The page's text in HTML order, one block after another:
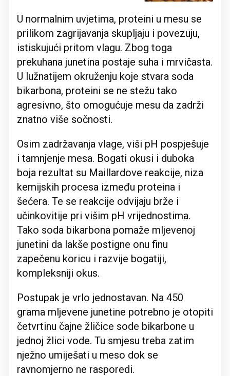
U normalnim uvjetima, proteini u mesu se
prilikom zagrijavanja skupljaju i povezuju,
istiskujući pritom vlagu. Zbog toga
prekuhana junetina postaje suha i mrvičasta.
U lužnatijem okruženju koje stvara soda
bikarbona, proteini se ne stežu tako
agresivno, što omogućuje mesu da zadrži
znatno više sočnosti.
Osim zadržavanja vlage, viši pH pospješuje
i tamnjenje mesa. Bogati okusi i duboka
boja rezultat su Maillardove reakcije, niza
kemijskih procesa između proteina i
šećera. Te se reakcije odvijaju brže i
učinkovitije pri višim pH vrijednostima.
Tako soda bikarbona pomaže mljevenoj
junetini da lakše postigne onu finu
zapečenu koricu i razvije bogatiji,
kompleksniji okus.
Postupak je vrlo jednostavan. Na 450
grama mljevene junetine potrebno je otopiti
četvrtinu čajne žličice sode bikarbone u
jednoj žlici vode. Tu smjesu treba zatim
nježno umiješati u meso dok se
ravnomjerno ne rasporedi.